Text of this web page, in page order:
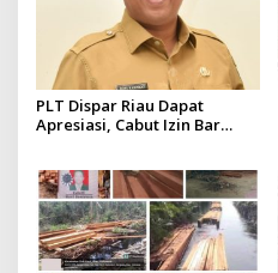
PLT Dispar Riau Dapat
Apresiasi, Cabut Izin Bar